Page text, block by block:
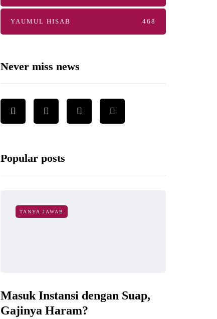
YAUMUL HISAB 468
Never miss news
Popular posts
TANYA JAWAB
Masuk Instansi dengan Suap,
Gajinya Haram?